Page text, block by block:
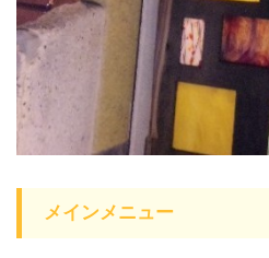
メインメニュー